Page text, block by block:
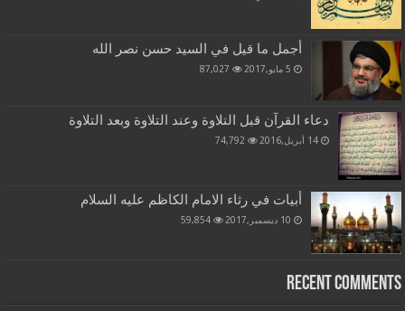
أجمل ما قيل في السيد حسن نصر الله
5 مايو,2017 87,027
دعاء القرآن قبل التلاوة وعند التلاوة وبعد التلاوة
14 أبريل,2016 74,792
أبيات في رثاء الامام الكاظم عليه السلام
10 ديسمبر,2017 59,854
Recent Comments